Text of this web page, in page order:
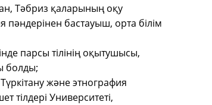
Тәбриз қаларының оқу
бастауыш, орта білім
парсы тілінің оқытушысы,
болды;
және этнография
Университеті,